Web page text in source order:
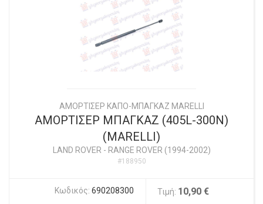
ΑΜΟΡΤΙΣΕΡ ΚΑΠΟ-ΜΠΑΓΚΑΖ MARELLI
ΑΜΟΡΤΙΣΕΡ ΜΠΑΓΚΑΖ (405L-300N)
(MARELLI)
LAND ROVER - RANGE ROVER (1994-2002)
#188950
Κωδικός: 690208300 Τιμή: 10,90 €